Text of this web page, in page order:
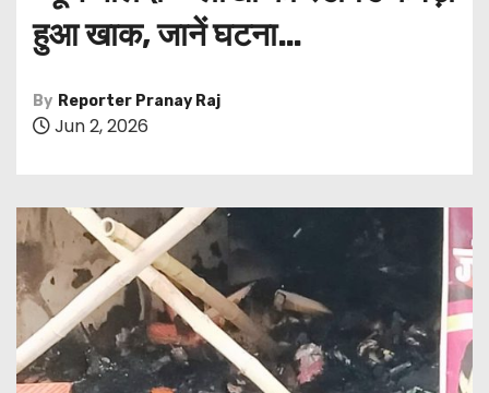
हुआ खाक, जानें घटना…
By Reporter Pranay Raj
Jun 2, 2026